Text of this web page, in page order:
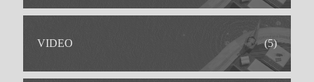
IDEALNY DLA
VIDEO (5)